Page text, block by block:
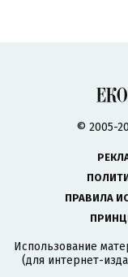
© 2005-
ПРАВИЛА
Использование
(для интернет-